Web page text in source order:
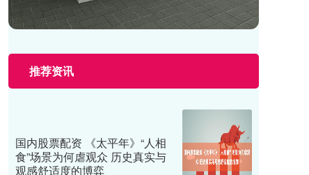
推荐资讯
国内股票配资 《太平年》“人相
食”场景为何虐观众 历史真实与
观感舒适度的博弈